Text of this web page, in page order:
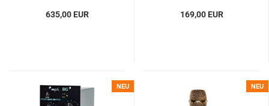
635,00 EUR 169,00 EUR
NEU NEU